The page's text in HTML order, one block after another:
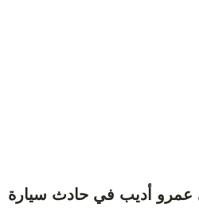
عمرو أديب في حادث سيارة